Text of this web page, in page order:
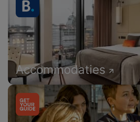
Accommodaties